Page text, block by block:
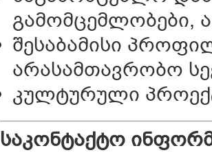
გამომცემლობები,
შესაბამისი
არასამთავრობო
კულტურული
საკონტაქტო